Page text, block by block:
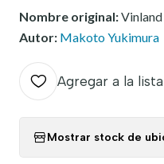
Nombre original:Vinland
Autor: Makoto Yukimura
Agregar a la
Mostrar stock de